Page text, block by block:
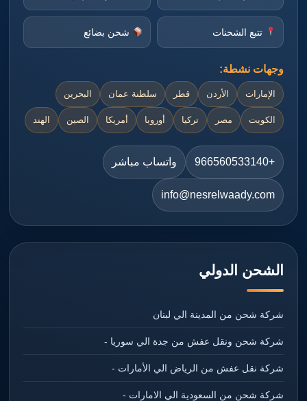
تتبع الشحنات شحن بضائع
وجهات نشطة:
الإمارات الأردن قطر سلطنة عمان البحرين
الكويت مصر تركيا أوروبا أمريكا الصين الهند
+966560533140 واتساب مباشر
info@nesrelwaady.com
الشحن الدولي
شركة شحن من المدينة الي لبنان
شركة شحن ونقل عفش من جدة الي سوريا -
شركة نقل عفش من الرياض الي الأمارات -
شركة شحن من السعودية الي الامارات -